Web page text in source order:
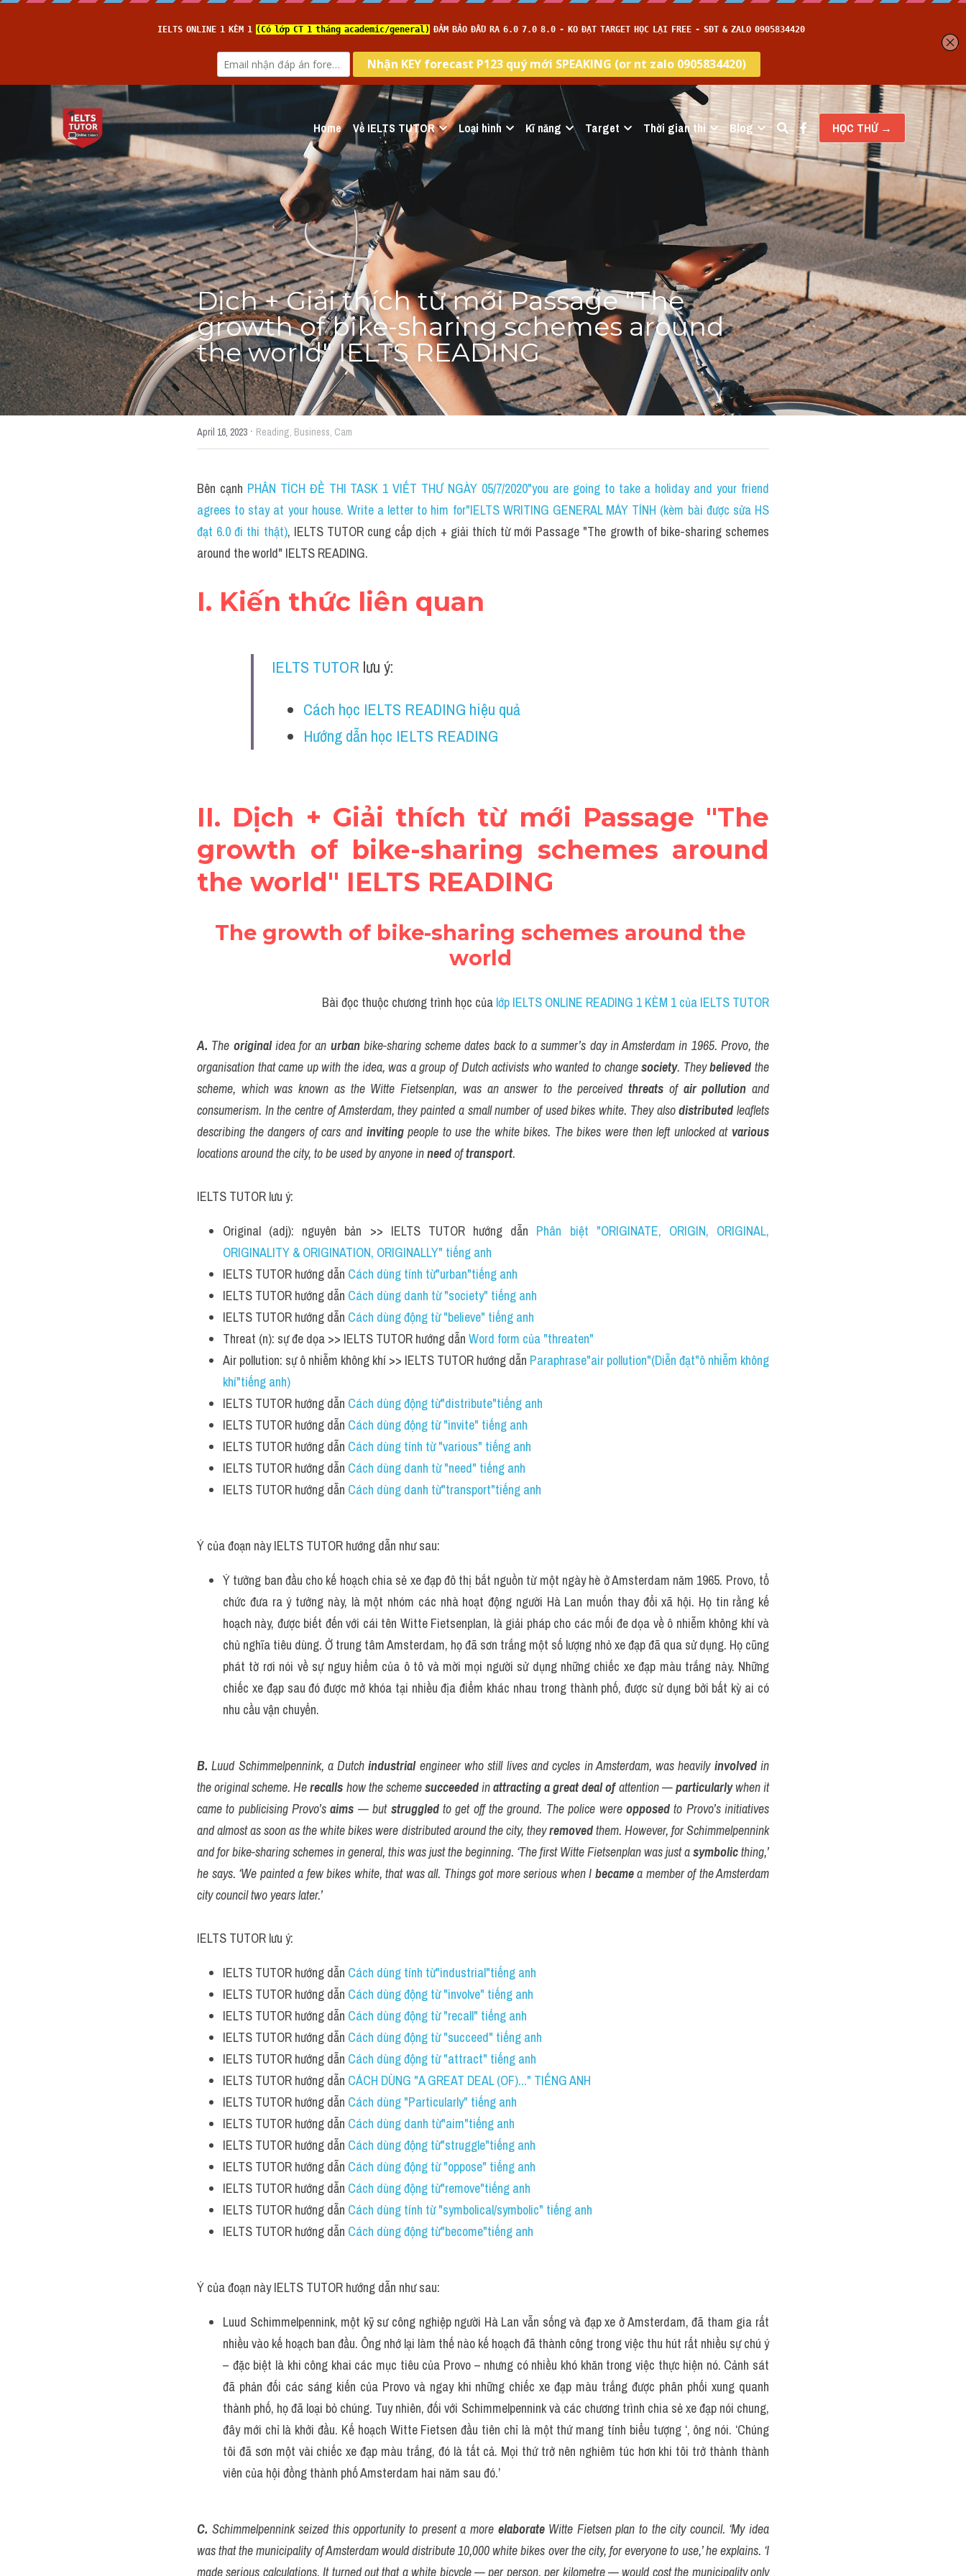
IELTS TUTOR Home Về IELTS TUTOR Loại hình Kĩ năng Target Thời gian thi Blog HỌC THỬ →
Dịch + Giải thích từ mới Passage "The
growth of bike-sharing schemes around
the world" IELTS READING
April 16, 2023 · Reading, Business, Cam
Bên cạnh PHÂN TÍCH ĐỀ THI TASK 1 VIẾT THƯ NGÀY 05/7/2020"you are going to take a holiday and your friend
agrees to stay at your house. Write a letter to him for"IELTS WRITING GENERAL MÁY TÍNH (kèm bài được sửa HS
đạt 6.0 đi thi thật), IELTS TUTOR cung cấp dịch + giải thích từ mới Passage "The growth of bike-sharing schemes
around the world" IELTS READING.
I. Kiến thức liên quan
IELTS TUTOR lưu ý:
Cách học IELTS READING hiệu quả
Hướng dẫn học IELTS READING
II. Dịch + Giải thích từ mới Passage "The
growth of bike-sharing schemes around
the world" IELTS READING
The growth of bike-sharing schemes around the
world
Bài đọc thuộc chương trình học của lớp IELTS ONLINE READING 1 KÈM 1 của IELTS TUTOR
A. The original idea for an urban bike-sharing scheme dates back to a summer’s day in Amsterdam in 1965. Provo, the
organisation that came up with the idea, was a group of Dutch activists who wanted to change society. They believed the
scheme, which was known as the Witte Fietsenplan, was an answer to the perceived threats of air pollution and
consumerism. In the centre of Amsterdam, they painted a small number of used bikes white. They also distributed leaflets
describing the dangers of cars and inviting people to use the white bikes. The bikes were then left unlocked at various
locations around the city, to be used by anyone in need of transport.
IELTS TUTOR lưu ý:
Original (adj): nguyên bản >> IELTS TUTOR hướng dẫn Phân biệt "ORIGINATE, ORIGIN, ORIGINAL,
ORIGINALITY & ORIGINATION, ORIGINALLY" tiếng anh
IELTS TUTOR hướng dẫn Cách dùng tính từ"urban"tiếng anh
IELTS TUTOR hướng dẫn Cách dùng danh từ "society" tiếng anh
IELTS TUTOR hướng dẫn Cách dùng động từ "believe" tiếng anh
Threat (n): sự đe dọa >> IELTS TUTOR hướng dẫn Word form của "threaten"
Air pollution: sự ô nhiễm không khí >> IELTS TUTOR hướng dẫn Paraphrase"air pollution"(Diễn đạt"ô nhiễm không
khí"tiếng anh)
IELTS TUTOR hướng dẫn Cách dùng động từ"distribute"tiếng anh
IELTS TUTOR hướng dẫn Cách dùng động từ "invite" tiếng anh
IELTS TUTOR hướng dẫn Cách dùng tính từ "various" tiếng anh
IELTS TUTOR hướng dẫn Cách dùng danh từ "need" tiếng anh
IELTS TUTOR hướng dẫn Cách dùng danh từ"transport"tiếng anh
Ý của đoạn này IELTS TUTOR hướng dẫn như sau:
Ý tưởng ban đầu cho kế hoạch chia sẻ xe đạp đô thị bắt nguồn từ một ngày hè ở Amsterdam năm 1965. Provo, tổ
chức đưa ra ý tưởng này, là một nhóm các nhà hoạt động người Hà Lan muốn thay đổi xã hội. Họ tin rằng kế
hoạch này, được biết đến với cái tên Witte Fietsenplan, là giải pháp cho các mối đe dọa về ô nhiễm không khí và
chủ nghĩa tiêu dùng. Ở trung tâm Amsterdam, họ đã sơn trắng một số lượng nhỏ xe đạp đã qua sử dụng. Họ cũng
phát tờ rơi nói về sự nguy hiểm của ô tô và mời mọi người sử dụng những chiếc xe đạp màu trắng này. Những
chiếc xe đạp sau đó được mở khóa tại nhiều địa điểm khác nhau trong thành phố, được sử dụng bởi bất kỳ ai có
nhu cầu vận chuyển.
B. Luud Schimmelpennink, a Dutch industrial engineer who still lives and cycles in Amsterdam, was heavily involved in
the original scheme. He recalls how the scheme succeeded in attractinga great deal of attention — particularly when it
came to publicising Provo’s aims — but struggled to get off the ground. The police were opposed to Provo’s initiatives
and almost as soon as the white bikes were distributed around the city, they removed them. However, for Schimmelpennink
and for bike-sharing schemes in general, this was just the beginning. ‘The first Witte Fietsenplan was just a symbolic thing,’
he says. ‘We painted a few bikes white, that was all. Things got more serious when I became a member of the Amsterdam
city council two years later.’
IELTS TUTOR lưu ý:
IELTS TUTOR hướng dẫn Cách dùng tính từ"industrial"tiếng anh
IELTS TUTOR hướng dẫn Cách dùng động từ "involve" tiếng anh
IELTS TUTOR hướng dẫn Cách dùng động từ "recall" tiếng anh
IELTS TUTOR hướng dẫn Cách dùng động từ "succeed" tiếng anh
IELTS TUTOR hướng dẫn Cách dùng động từ "attract" tiếng anh
IELTS TUTOR hướng dẫn CÁCH DÙNG "A GREAT DEAL (OF)..." TIẾNG ANH
IELTS TUTOR hướng dẫn Cách dùng "Particularly" tiếng anh
IELTS TUTOR hướng dẫn Cách dùng danh từ"aim"tiếng anh
IELTS TUTOR hướng dẫn Cách dùng động từ"struggle"tiếng anh
IELTS TUTOR hướng dẫn Cách dùng động từ "oppose" tiếng anh
IELTS TUTOR hướng dẫn Cách dùng động từ"remove"tiếng anh
IELTS TUTOR hướng dẫn Cách dùng tính từ "symbolical/symbolic" tiếng anh
IELTS TUTOR hướng dẫn Cách dùng động từ"become"tiếng anh
Ý của đoạn này IELTS TUTOR hướng dẫn như sau:
Luud Schimmelpennink, một kỹ sư công nghiệp người Hà Lan vẫn sống và đạp xe ở Amsterdam, đã tham gia rất
nhiều vào kế hoạch ban đầu. Ông nhớ lại làm thế nào kế hoạch đã thành công trong việc thu hút rất nhiều sự chú ý
– đặc biệt là khi công khai các mục tiêu của Provo – nhưng có nhiều khó khăn trong việc thực hiện nó. Cảnh sát
đã phản đối các sáng kiến ​​của Provo và ngay khi những chiếc xe đạp màu trắng được phân phối xung quanh
thành phố, họ đã loại bỏ chúng. Tuy nhiên, đối với Schimmelpennink và các chương trình chia sẻ xe đạp nói chung,
đây mới chỉ là khởi đầu. Kế hoạch Witte Fietsen đầu tiên chỉ là một thứ mang tính biểu tượng ‘, ông nói. ‘Chúng
tôi đã sơn một vài chiếc xe đạp màu trắng, đó là tất cả. Mọi thứ trở nên nghiêm túc hơn khi tôi trở thành thành
viên của hội đồng thành phố Amsterdam hai năm sau đó.’
C. Schimmelpennink seized this opportunity to present a more elaborate Witte Fietsen plan to the city council. ‘My idea
was that the municipality of Amsterdam would distribute 10,000 white bikes over the city, for everyone to use,’ he explains. ‘I
made serious calculations. It turned out that a white bicycle — per person, per kilometre — would cost the municipality only